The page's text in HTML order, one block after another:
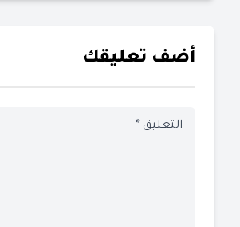
أضف تعليقك